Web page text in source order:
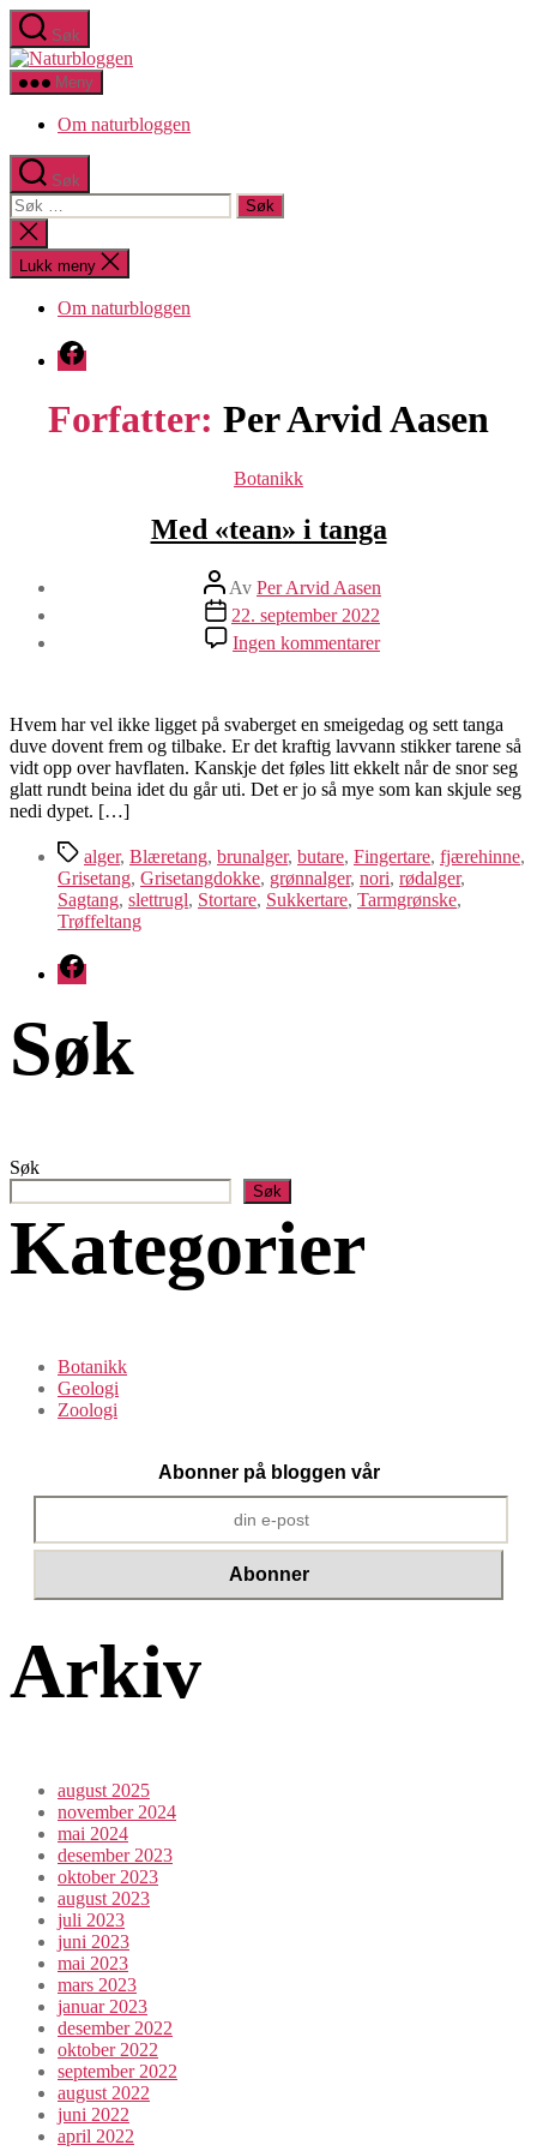
Hopp
til
innholdet
Søk
Meny
Om naturbloggen
Søk
Søk
etter:
Lukk
søk
Lukk meny
Om naturbloggen
Facebook
Forfatter: Per Arvid Aasen
Kategorier
Botanikk
Med «tean» i tanga
Innleggsforfatter
Av Per Arvid Aasen
Publiseringsdato
22. september 2022
Ingen kommentarertil
Med
tanga
Hvem har vel ikke ligget på svaberget en smeigedag og sett tanga
duve dovent frem og tilbake. Er det kraftig lavvann stikker tarene så
vidt opp over havflaten. Kanskje det føles litt ekkelt når de snor seg
glatt rundt beina idet du går uti. Det er jo så mye som kan skjule seg
nedi dypet. […]
Stikkord
alger, Blæretang, brunalger, butare, Fingertare, fjærehinne,
Grisetang, Grisetangdokke, grønnalger, nori, rødalger,
Sagtang, slettrugl, Stortare, Sukkertare, Tarmgrønske,
Trøffeltang
Facebook
Søk
Søk
Søk
Kategorier
Botanikk
Geologi
Zoologi
Abonner på bloggen vår
Arkiv
august 2025
november 2024
mai 2024
desember 2023
oktober 2023
august 2023
juli 2023
juni 2023
mai 2023
mars 2023
januar 2023
desember 2022
oktober 2022
september 2022
august 2022
juni 2022
april 2022